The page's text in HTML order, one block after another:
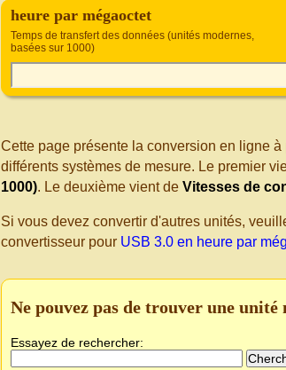
heure par mégaoctet
Temps de transfert des données (unités modernes,
basées sur 1000)
Cette page présente la conversion en ligne à
différents systèmes de mesure. Le premier
1000). Le deuxième vient de Vitesses de
Si vous devez convertir d'autres unités,
convertisseur pour USB 3.0 en heure par
Ne pouvez pas de trouver une unité
Essayez de rechercher: